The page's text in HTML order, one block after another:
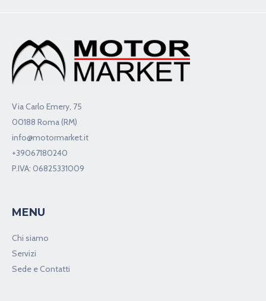
Via Carlo Emery, 75
00188 Roma (RM)
info@motormarket.it
+39067180240
P.IVA: 06825331009
MENU
Chi siamo
Servizi
Sede e Contatti